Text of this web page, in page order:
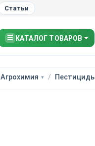
Статьи
☰ КАТАЛОГ ТОВАРОВ
Агрохимия